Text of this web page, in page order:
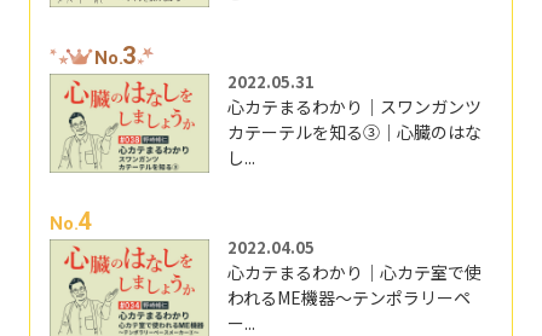
No.3
2022.05.31
心カテまるわかり｜スワンガンツ
カテーテルを知る③｜心臓のはな
し...
No.4
2022.04.05
心カテまるわかり｜心カテ室で使
われるME機器～テンポラリーペ
ー...